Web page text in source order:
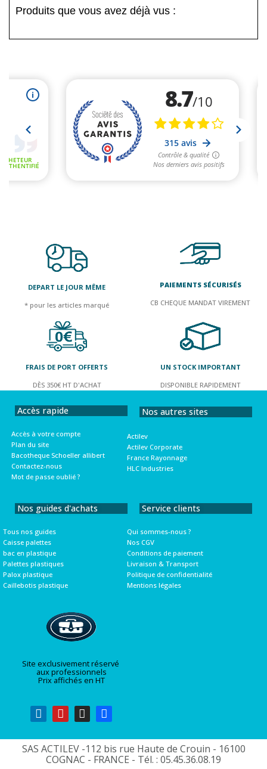
Produits que vous avez déjà vus :
DEPART LE JOUR MÊME
* pour les articles marqué
PAIEMENTS SÉCURISÉS
CB CHEQUE MANDAT VIREMENT
FRAIS DE PORT OFFERTS
DÈS 350€ HT D'ACHAT
UN STOCK IMPORTANT
DISPONIBLE RAPIDEMENT
Accès rapide
Accès à votre compte
Plan du site
Bacotheque Schoeller allibert
Contactez-nous
Mot de passe oublié ?
Nos autres sites
Actilev
Actilev Corporate
France Rayonnage
HLC Industries
Nos guides d'achats
Tous nos guides
Caisse palettes
bac en plastique
Palettes plastiques
Palox plastique
Caillebotis plastique
Service clients
Qui sommes-nous ?
Nos CGV
Conditions de paiement
Livraison & Transport
Politique de confidentialité
Mentions légales
Site exclusivement réservé
aux professionnels
Prix affichés en HT
SAS ACTILEV -112 bis rue Haute de Crouin - 16100
COGNAC - FRANCE - Tél. : 05.45.36.08.19​